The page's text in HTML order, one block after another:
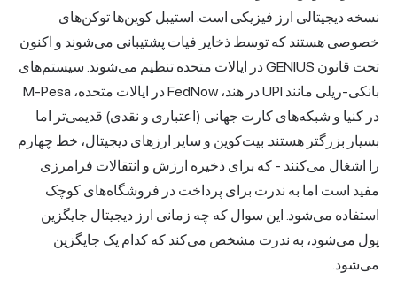
نسخه دیجیتالی ارز فیزیکی است. استیبل کوین‌ها توکن‌های
خصوصی هستند که توسط ذخایر فیات پشتیبانی می‌شوند و اکنون
تحت قانون GENIUS در ایالات متحده تنظیم می‌شوند. سیستم‌های
بانکی-ریلی مانند UPI در هند، FedNow در ایالات متحده، M-Pesa
در کنیا و شبکه‌های کارت جهانی (اعتباری و نقدی) قدیمی‌تر اما
بسیار بزرگتر هستند. بیت‌کوین و سایر ارزهای دیجیتال، خط چهارم
را اشغال می‌کنند - که برای ذخیره ارزش و انتقالات فرامرزی
مفید است اما به ندرت برای پرداخت در فروشگاه‌های کوچک
استفاده می‌شود. این سوال که چه زمانی ارز دیجیتال جایگزین
پول می‌شود، به ندرت مشخص می‌کند که کدام یک جایگزین
می‌شود.